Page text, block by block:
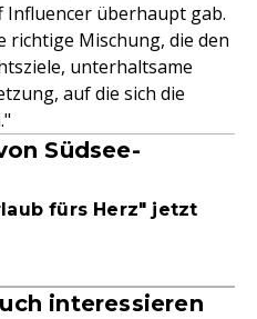
Influencer überhaupt gab.
richtige Mischung, die den
unterhaltsame
auf die sich die
Südsee-
fürs Herz" jetzt
interessieren